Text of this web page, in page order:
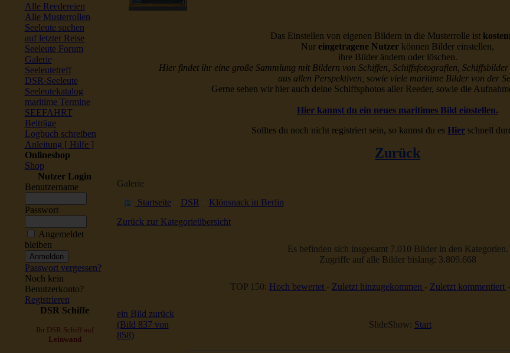
Alle Reedereien
Alle Musterrollen
Seeleute suchen
auf letzter Reise
Seeleute Forum
Galerie
Seeleutetreff
DSR-Seeleute
Seeleutekatalog
maritime Termine
SEEFAHRT
Beiträge
Logbuch schreiben
Anleitung [ Hilfe ]
Onlineshop
Shop
Nutzer Login
Benutzername
Passwort
Angemeldet
bleiben
Passwort vergessen?
Noch kein
Benutzerkonto?
Registrieren
DSR Schiffe
Ihr DSR Schiff auf
Leinwand
Das Einstellen von eigenen Bildern in die Musterrolle ist
Nur eingetragene Nutzer können Bilder einstellen,
ihre Bilder ändern oder löschen.
Hier findet ihr eine große Sammlung mit Bildern von Schiffen, Schiffsfotografien, Schiffsbilder
aus allen Perspektiven, sowie viele maritime Bilder von der
Gerne sehen wir hier auch deine Schiffsphotos aller Reeder, sowie die
Hier kannst du ein neues maritimes Bild einstellen.
Solltes du noch nicht registriert sein, so kannst du es Hier schnell
Zurück
Galerie
Startseite» DSR » Klönsnack in Berlin
Zurück zur Kategorieübersicht
Es befinden sich insgesamt 7.010 Bilder in den Kategorien.
Zugriffe auf alle Bilder bislang: 3.809.668
TOP 150: Hoch bewertet - Zuletzt hinzugekommen - Zuletzt kommentiert -
ein Bild zurück
(Bild 837 von
858)
SlideShow: Start